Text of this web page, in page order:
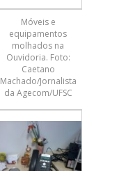
Móveis e
equipamentos
molhados na
Ouvidoria. Foto:
Caetano
Machado/Jornalista
da Agecom/UFSC